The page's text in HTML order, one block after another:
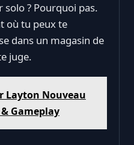
solo ? Pourquoi pas.
où tu peux te
dans un magasin de
juge.
Layton Nouveau
Gameplay